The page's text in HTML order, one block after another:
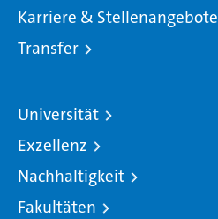
Karriere & Stellenangebote
Transfer
Universität
Exzellenz
Nachhaltigkeit
Fakultäten